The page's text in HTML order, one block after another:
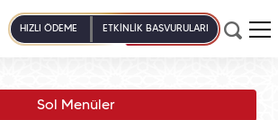
HIZLI ÖDEME ETKİNLİK BAŞVURULARI
Sol Menüler